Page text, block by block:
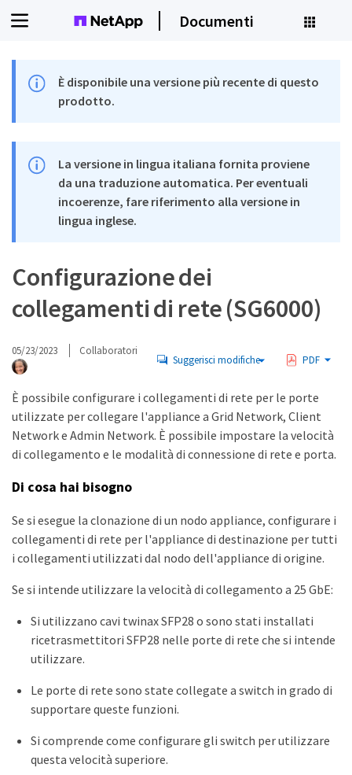
Documenti
È disponibile una versione più recente di questo
prodotto.
La versione in lingua italiana fornita proviene
da una traduzione automatica. Per eventuali
incoerenze, fare riferimento alla versione in
lingua inglese.
Configurazione dei
collegamenti di rete (SG6000)
05/23/2023 Collaboratori
Suggerisci modifiche PDF
È possibile configurare i collegamenti di rete per le porte
utilizzate per collegare l'appliance a Grid Network, Client
Network e Admin Network. È possibile impostare la velocità
di collegamento e le modalità di connessione di rete e porta.
Di cosa hai bisogno
Se si esegue la clonazione di un nodo appliance, configurare i
collegamenti di rete per l'appliance di destinazione per tutti
i collegamenti utilizzati dal nodo dell'appliance di origine.
Se si intende utilizzare la velocità di collegamento a 25 GbE:
Si utilizzano cavi twinax SFP28 o sono stati installati
ricetrasmettitori SFP28 nelle porte di rete che si intende
utilizzare.
Le porte di rete sono state collegate a switch in grado di
supportare queste funzioni.
Si comprende come configurare gli switch per utilizzare
questa velocità superiore.